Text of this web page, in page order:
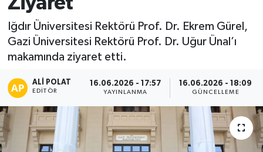
Iğdır Üniversitesi Rektörü Prof. Dr. Ekrem Gürel,
Gazi Üniversitesi Rektörü Prof. Dr. Uğur Ünal’ı
makamında ziyaret etti.
ALI POLAT
EDITÖR
16.06.2026 - 17:57
YAYINLANMA
16.06.2026 - 18:09
GÜNCELLEME